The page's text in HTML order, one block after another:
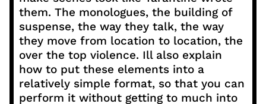
them. The monologues, the building of
suspense, the way they talk, the way
they move from location to location, the
over the top violence. Ill also explain
how to put these elements into a
relatively simple format, so that you can
perform it without getting to much into